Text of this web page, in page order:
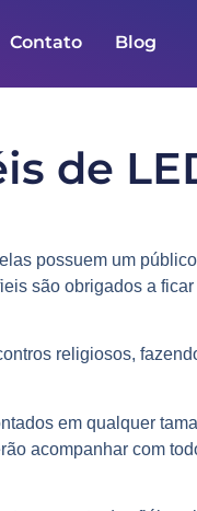
Contato Blog
de
possuem um
são obrigados a
religiosos,
em qualquer
acompanhar com